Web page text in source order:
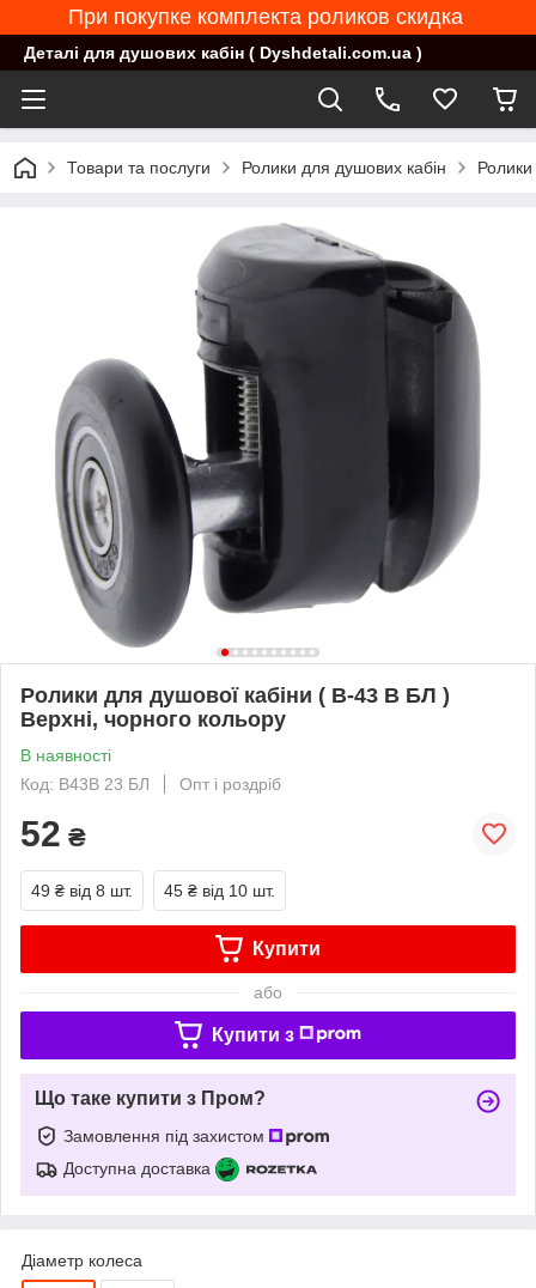
При покупке комплекта роликов скидка
Деталі для душових кабін ( Dyshdetali.com.ua )
Товари та послуги Ролики для душових кабін
Ролики для душової кабіни ( В-43 В БЛ )
Верхні, чорного кольору
В наявності
Код: В43В 23 БЛ
Опт і роздріб
52 ₴
49 ₴ від 8 шт. 45 ₴ від 10 шт.
Купити
або
Купити з
Що таке купити з Пром?
Замовлення під захистом
Доступна доставка
Діаметр колеса